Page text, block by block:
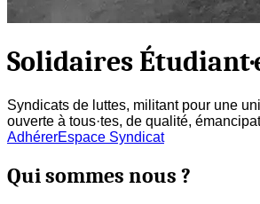
Solidaires
Syndicats de luttes, militant pour une
ouverte à tous·tes, de qualité,
AdhérerEspace Syndicat
Qui sommes nous ?